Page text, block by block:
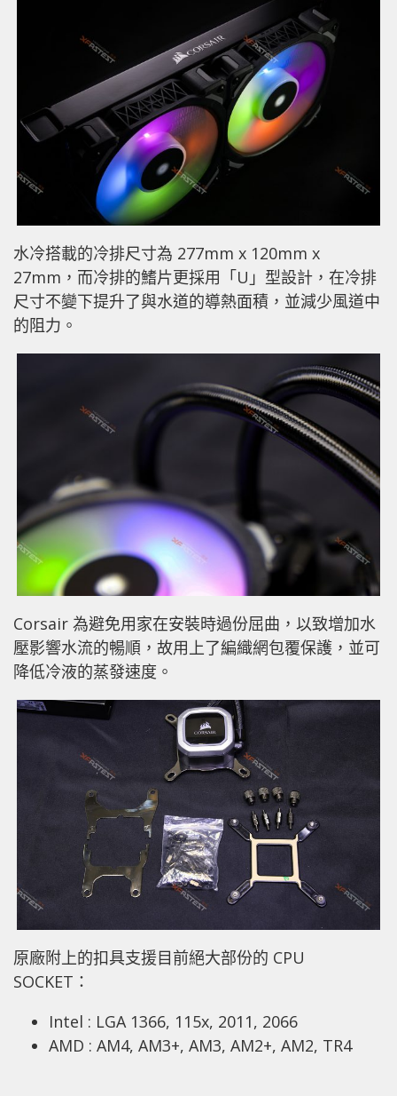
水冷搭載的冷排尺寸為 277mm x 120mm x
27mm，而冷排的鰭片更採用「U」型設計，在冷排
尺寸不變下提升了與水道的導熱面積，並減少風道中
的阻力。
Corsair 為避免用家在安裝時過份屈曲，以致增加水
壓影響水流的暢順，故用上了編織網包覆保護，並可
降低冷液的蒸發速度。
原廠附上的扣具支援目前絕大部份的 CPU
SOCKET：
Intel : LGA 1366, 115x, 2011, 2066
AMD : AM4, AM3+, AM3, AM2+, AM2, TR4